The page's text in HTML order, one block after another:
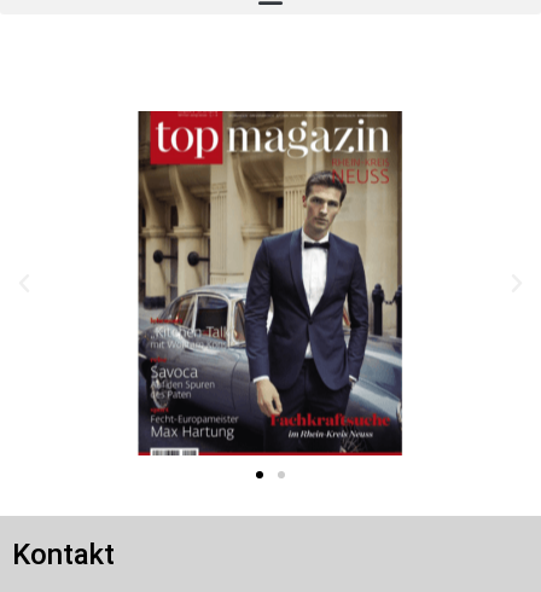
Kontakt